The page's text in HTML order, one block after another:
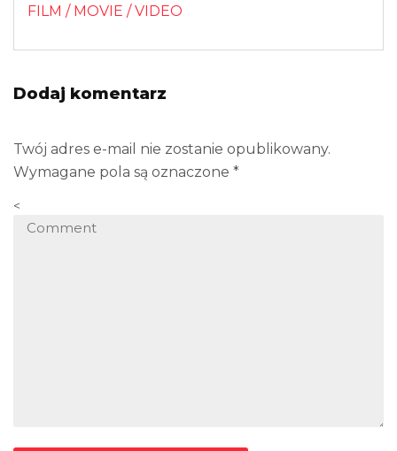
FILM / MOVIE / VIDEO
Dodaj komentarz
Twój adres e-mail nie zostanie opublikowany.
Wymagane pola są oznaczone *
<